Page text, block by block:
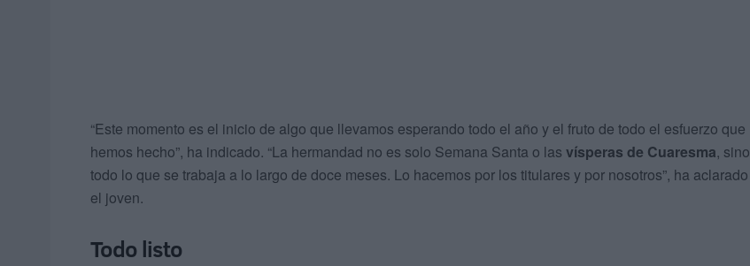
“Este momento es el inicio de algo que llevamos esperando todo el año y el fruto de todo el esfuerzo que
hemos hecho”, ha indicado. “La hermandad no es solo Semana Santa o las vísperas de Cuaresma, sino
todo lo que se trabaja a lo largo de doce meses. Lo hacemos por los titulares y por nosotros”, ha aclarado
el joven.
Todo listo